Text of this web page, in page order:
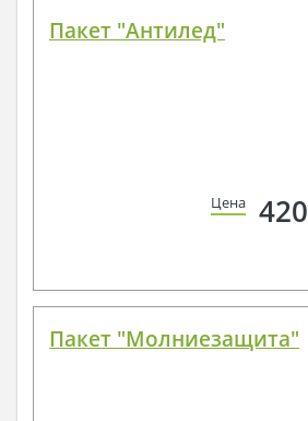
Пакет "Антилед"
Цена 420
Пакет "Молниезащита"